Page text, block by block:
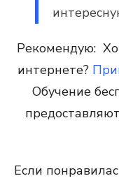
Рекомендую:
интернете?
Обучение
Если